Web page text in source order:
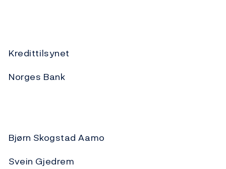
Kredittilsynet
Norges Bank
Bjørn Skogstad Aamo
Svein Gjedrem